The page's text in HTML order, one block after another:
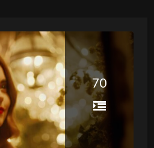
70